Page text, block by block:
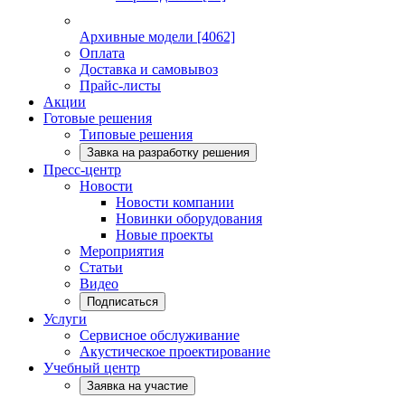
Архивные модели [4062]
Оплата
Доставка и самовывоз
Прайс-листы
Акции
Готовые решения
Типовые решения
Завка на разработку решения
Пресс-центр
Новости
Новости компании
Новинки оборудования
Новые проекты
Мероприятия
Статьи
Видео
Подписаться
Услуги
Сервисное обслуживание
Акустическое проектирование
Учебный центр
Заявка на участие